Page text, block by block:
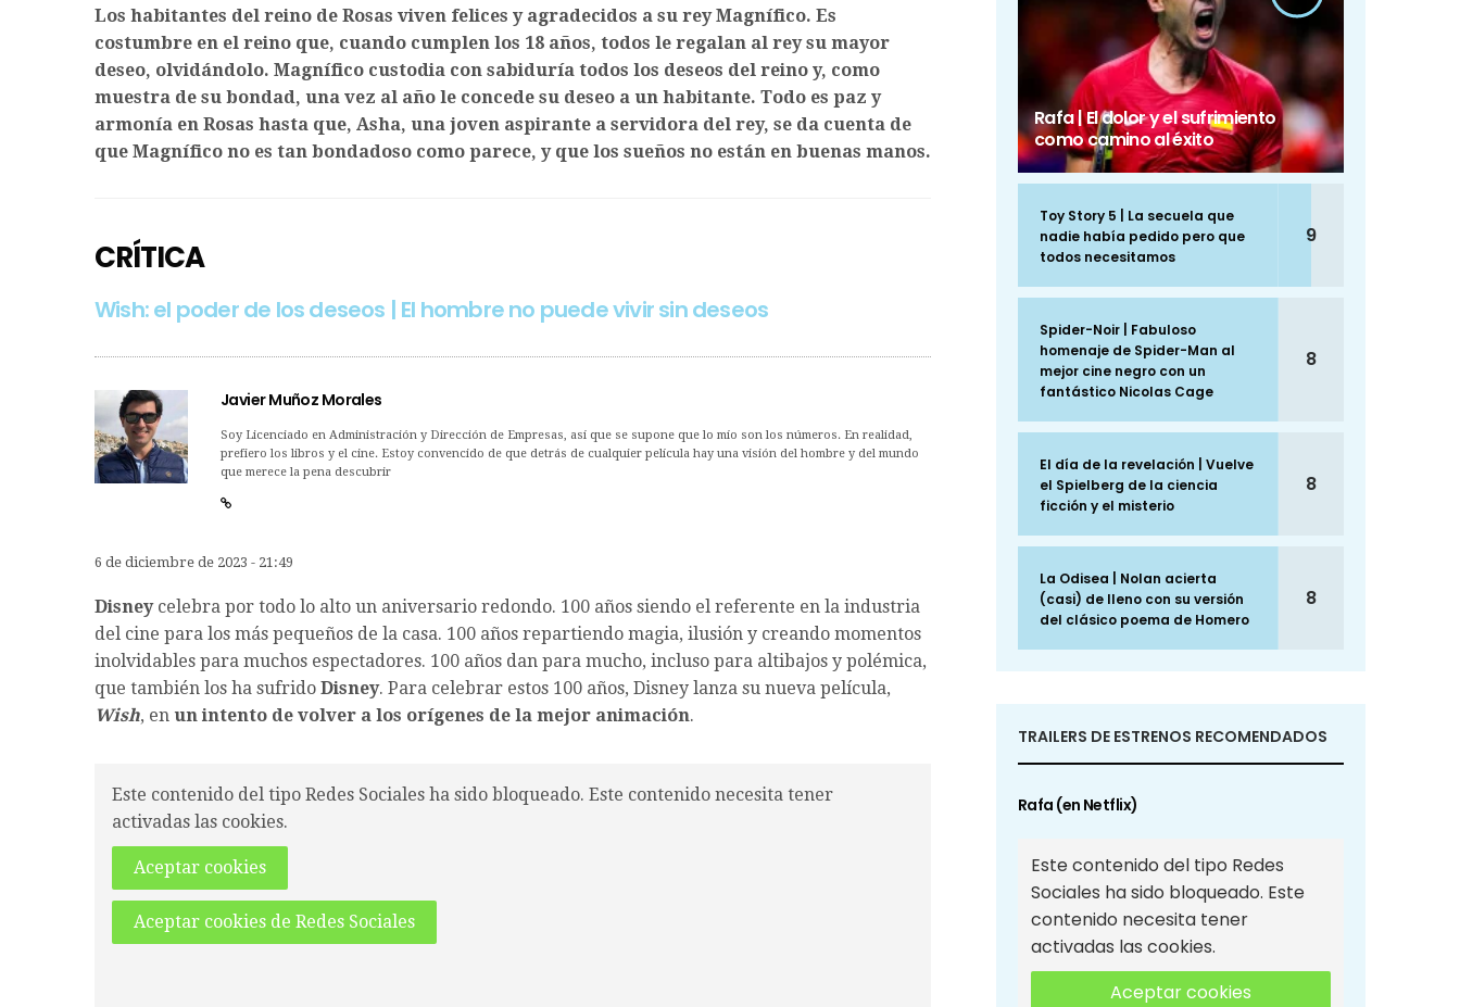
Los habitantes del reino de Rosas viven felices y agradecidos a su rey Magnífico. Es
costumbre en el reino que, cuando cumplen los 18 años, todos le regalan al rey su mayor
deseo, olvidándolo. Magnífico custodia con sabiduría todos los deseos del reino y, como
muestra de su bondad, una vez al año le concede su deseo a un habitante. Todo es paz y
armonía en Rosas hasta que, Asha, una joven aspirante a servidora del rey, se da cuenta de
que Magnífico no es tan bondadoso como parece, y que los sueños no están en buenas manos.
CRÍTICA
Wish: el poder de los deseos | El hombre no puede vivir sin deseos
Javier Muñoz Morales
Soy Licenciado en Administración y Dirección de Empresas, así que se supone que lo mío son los números. En realidad,
prefiero los libros y el cine. Estoy convencido de que detrás de cualquier película hay una visión del hombre y del mundo
que merece la pena descubrir
6 de diciembre de 2023 - 21:49
Disneycelebra por todo lo alto un aniversario redondo. 100 años siendo el referente en la industria
del cine para los más pequeños de la casa. 100 años repartiendo magia, ilusión y creando momentos
inolvidables para muchos espectadores. 100 años dan para mucho, incluso para altibajos y polémica,
que también los ha sufrido Disney. Para celebrar estos 100 años, Disney lanza su nueva película,
Wish, en un intento de volver a los orígenes de la mejor animación.
Este contenido del tipo Redes Sociales ha sido bloqueado. Este contenido necesita tener
activadas las cookies.
Aceptar cookies
Aceptar cookies de Redes Sociales
Rafa | El dolor y el sufrimiento
como camino al éxito
Toy Story 5 | La secuela que
nadie había pedido pero que
todos necesitamos
9
Spider-Noir | Fabuloso
homenaje de Spider-Man al
mejor cine negro con un
fantástico Nicolas Cage
8
El día de la revelación | Vuelve
el Spielberg de la ciencia
ficción y el misterio
8
La Odisea | Nolan acierta
(casi) de lleno con su versión
del clásico poema de Homero
8
TRAILERS DE ESTRENOS RECOMENDADOS
Rafa (en Netflix)
Este contenido del tipo Redes
Sociales ha sido bloqueado. Este
contenido necesita tener
activadas las cookies.
Aceptar cookies